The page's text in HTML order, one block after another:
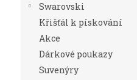
Swarovski
Křišťál k pískování
Akce
Dárkové poukazy
Suvenýry